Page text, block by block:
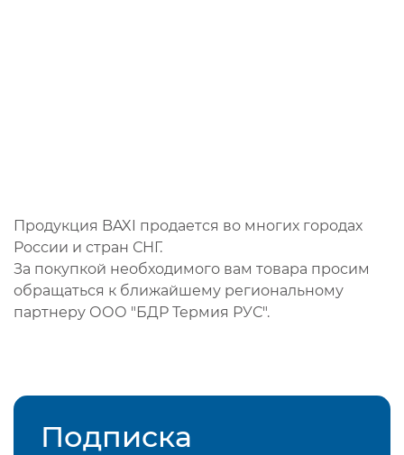
Продукция BAXI продается во многих городах
России и стран СНГ.
За покупкой необходимого вам товара просим
обращаться к ближайшему региональному
партнеру ООО "БДР Термия РУС".
Подписка